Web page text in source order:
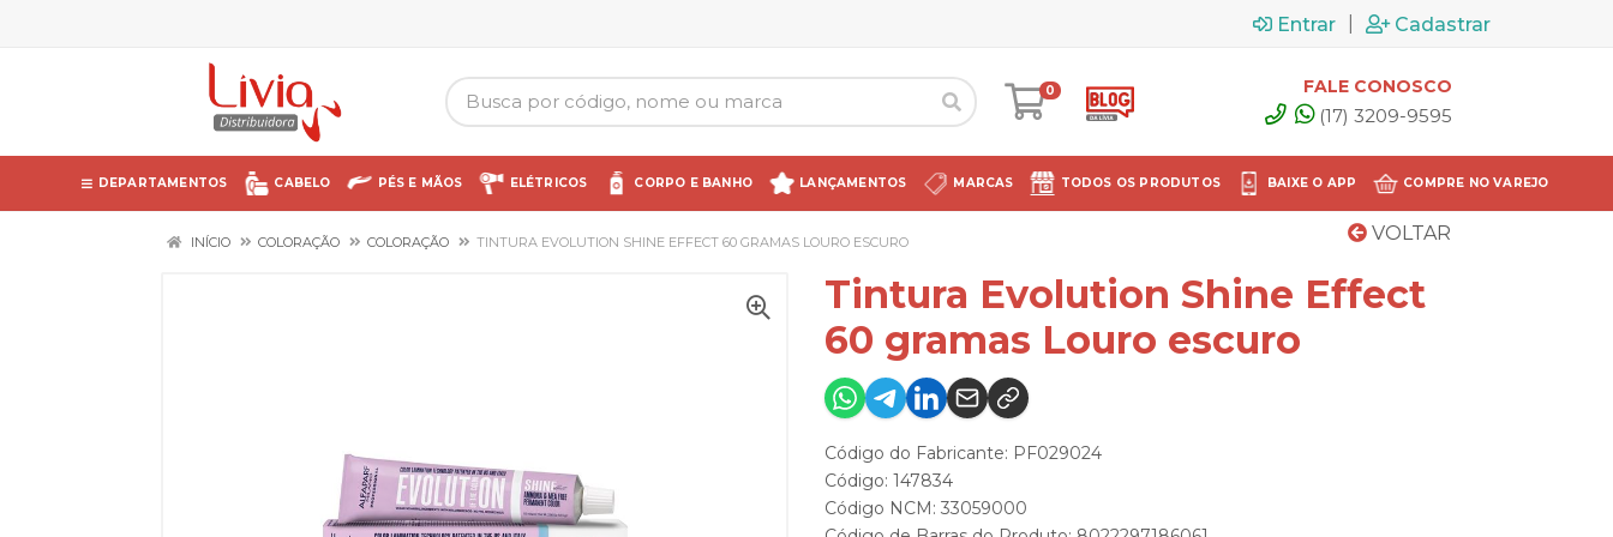
Entrar Cadastrar
0 FALE CONOSCO
(17) 3209-9595
DEPARTAMENTOS CABELO PÉS E MÃOS ELÉTRICOS CORPO E BANHO LANÇAMENTOS MARCAS TODOS OS PRODUTOS BAIXE O APP COMPRE NO VAREJO
VOLTAR
INÍCIO COLORAÇÃO COLORAÇÃO TINTURA EVOLUTION SHINE EFFECT 60 GRAMAS LOURO ESCURO
Tintura Evolution Shine Effect
60 gramas Louro escuro
Código do Fabricante: PF029024
Código: 147834
Código NCM: 33059000